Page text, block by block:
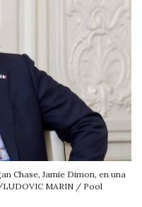
Chase, Jamie Dimon, en una
MARIN / Pool